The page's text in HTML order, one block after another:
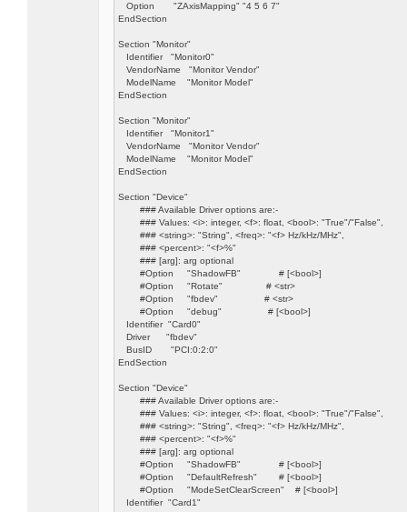
Option "ZAxisMapping" "4 5 6 7"
EndSection
Section "Monitor"
Identifier "Monitor0"
VendorName "Monitor Vendor"
ModelName "Monitor Model"
EndSection
Section "Monitor"
Identifier "Monitor1"
VendorName "Monitor Vendor"
ModelName "Monitor Model"
EndSection
Section "Device"
### Available Driver options are:-
### Values: <i>: integer, <f>: float, <bool>: "True"/"False",
### <string>: "String", <freq>: "<f> Hz/kHz/MHz",
### <percent>: "<f>%"
### [arg]: arg optional
#Option "ShadowFB" # [<bool>]
#Option "Rotate" # <str>
#Option "fbdev" # <str>
#Option "debug" # [<bool>]
Identifier "Card0"
Driver "fbdev"
BusID "PCI:0:2:0"
EndSection
Section "Device"
### Available Driver options are:-
### Values: <i>: integer, <f>: float, <bool>: "True"/"False",
### <string>: "String", <freq>: "<f> Hz/kHz/MHz",
### <percent>: "<f>%"
### [arg]: arg optional
#Option "ShadowFB" # [<bool>]
#Option "DefaultRefresh" # [<bool>]
#Option "ModeSetClearScreen" # [<bool>]
Identifier "Card1"